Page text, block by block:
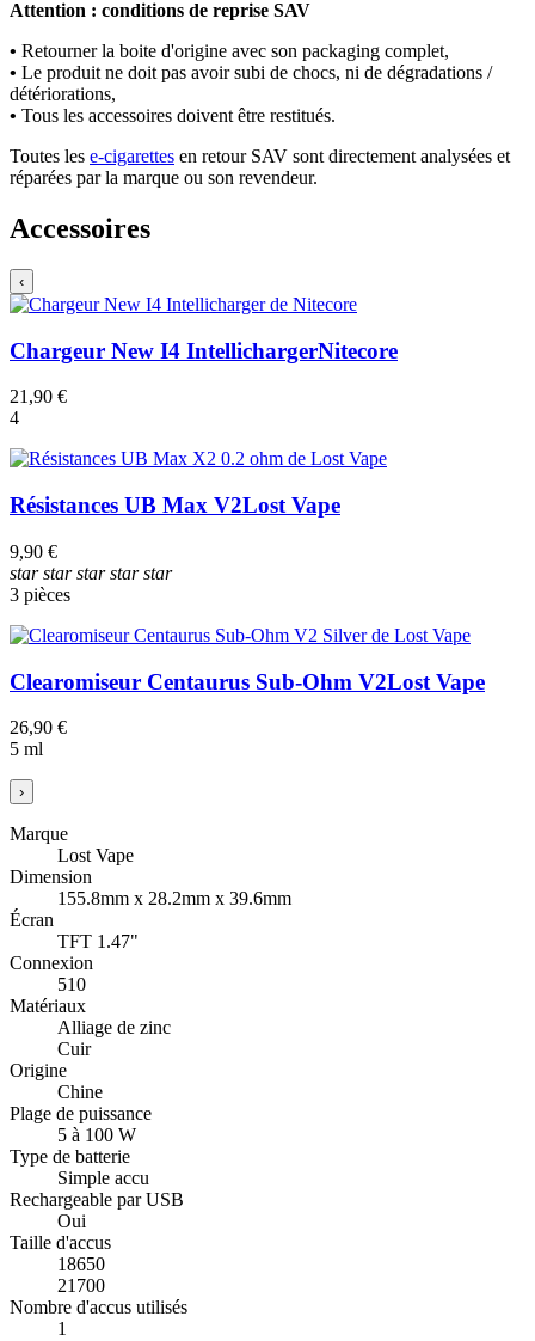
Attention : conditions de reprise SAV
• Retourner la boite d'origine avec son packaging complet,
• Le produit ne doit pas avoir subi de chocs, ni de dégradations /
détériorations,
• Tous les accessoires doivent être restitués.
Toutes les e-cigarettes en retour SAV sont directement analysées et
réparées par la marque ou son revendeur.
Accessoires
‹
Chargeur New I4 IntellichargerNitecore
21,90 €
4
Résistances UB Max V2Lost Vape
9,90 €
starstarstarstarstar
3 pièces
Clearomiseur Centaurus Sub-Ohm V2Lost Vape
26,90 €
5 ml
›
Marque
Lost Vape
Dimension
155.8mm x 28.2mm x 39.6mm
Écran
TFT 1.47"
Connexion
510
Matériaux
Alliage de zinc
Cuir
Origine
Chine
Plage de puissance
5 à 100 W
Type de batterie
Simple accu
Rechargeable par USB
Oui
Taille d'accus
18650
21700
Nombre d'accus utilisés
1